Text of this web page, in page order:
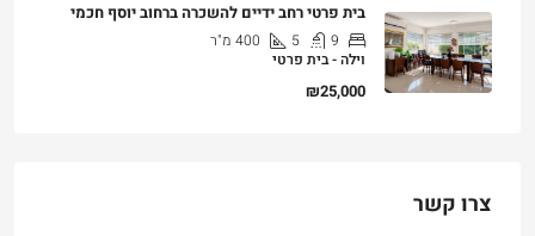
בית פרטי רחב ידיים להשכרה ברחוב יוסף חכמי
9
5
400 מ"ר
וילה - בית פרטי
₪25,000
צרו קשר